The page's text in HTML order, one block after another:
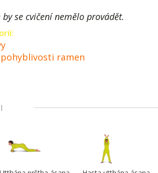
se cvičení nemělo provádět.
ramen